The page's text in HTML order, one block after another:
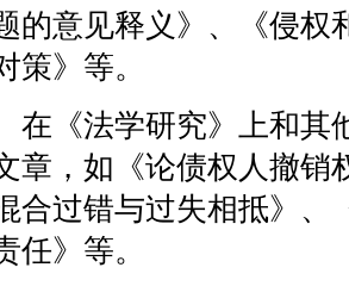
的意见释义》、《侵权
策》等。
《法学研究》上和其
章，如《论债权人撤销
合过错与过失相抵》
任》等。